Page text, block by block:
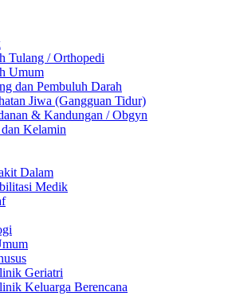
Tulang / Orthopedi
Umum
dan Pembuluh Darah
Jiwa (Gangguan Tidur)
& Kandungan / Obgyn
Kelamin
Dalam
Medik
Geriatri
Keluarga Berencana